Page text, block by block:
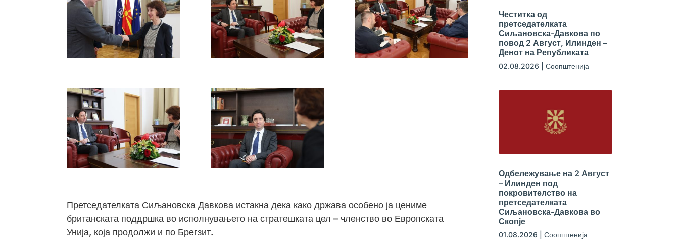
Претседателката Сиљановска Давкова истакна дека како држава особено ја цениме
британската поддршка во исполнувањето на стратешката цел – членство во Европската
Унија, која продолжи и по Брегзит.
Честитка од
претседателката
Сиљановска-Давкова по
повод 2 Август, Илинден –
Денот на Републиката
02.08.2026 Соопштенија
Одбележување на 2 Август
– Илинден под
покровителство на
претседателката
Сиљановска-Давкова во
Скопје
01.08.2026 Соопштенија